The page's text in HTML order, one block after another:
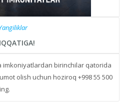
imkoniyatlardan birinchilar qatorida
olish uchun hoziroq +998 55 500